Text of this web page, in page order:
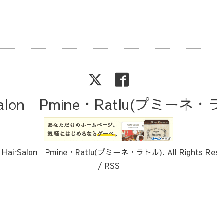
Pmine・Ratlu(プミーネ・
HairSalon Pmine・Ratlu(プミーネ・ラトル). All Rights
/ RSS